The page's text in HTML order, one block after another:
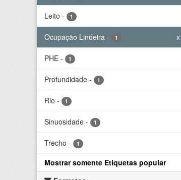
Leito - 1
Ocupação Lindeira - 1 x
PHE - 1
Profundidade - 1
Rio - 1
Sinuosidade - 1
Trecho - 1
Mostrar somente Etiquetas popular